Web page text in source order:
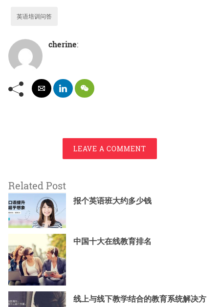
英语培训问答
cherine:
LEAVE A COMMENT
Related Post
报个英语班大约多少钱
中国十大在线教育排名
线上与线下教学结合的教育系统解决方